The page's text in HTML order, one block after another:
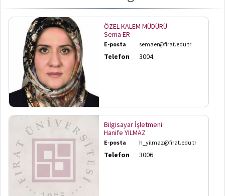
ÖZEL KALEM MÜDÜRÜ
Sema ER
E-posta semaer@firat.edu.tr
Telefon 3004
Bilgisayar İşletmeni
Hanife YILMAZ
E-posta h_yilmaz@firat.edu.tr
Telefon 3006